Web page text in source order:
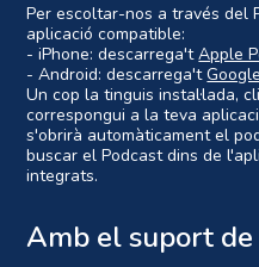
Per escoltar-nos a través del
aplicació compatible:
- iPhone: descarrega'tApple
- Android: descarrega't
Un cop la tinguis instal·lada,
correspongui a la teva
s'obrirà automàticament el
buscar el Podcast dins de
integrats.
Amb el suport de